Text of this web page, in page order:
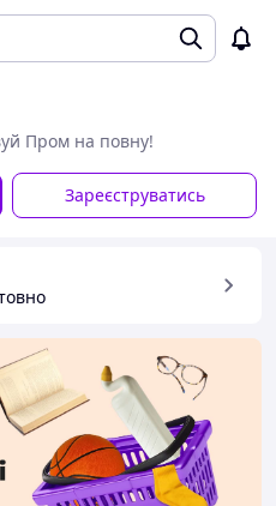
Пром на повну!
Зареєструватись